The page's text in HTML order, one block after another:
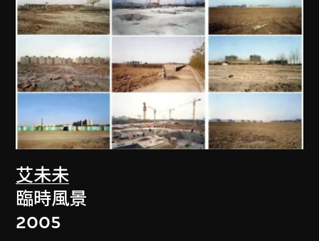
艾未未
臨時風景
2005